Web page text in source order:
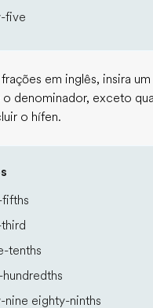
five
em inglês, insira
o denominador, exceto
o hífen.
tenths
hundredths
nine eighty-ninths